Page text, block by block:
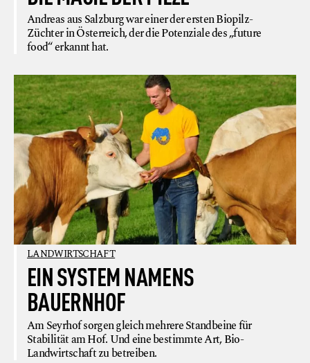
Andreas aus Salzburg war einer der ersten Biopilz-
Züchter in Österreich, der die Potenziale des „future
food“ erkannt hat.
LANDWIRTSCHAFT
EIN SYSTEM NAMENS
BAUERNHOF
Am Seyrhof sorgen gleich mehrere Standbeine für
Stabilität am Hof. Und eine bestimmte Art, Bio-
Landwirtschaft zu betreiben.